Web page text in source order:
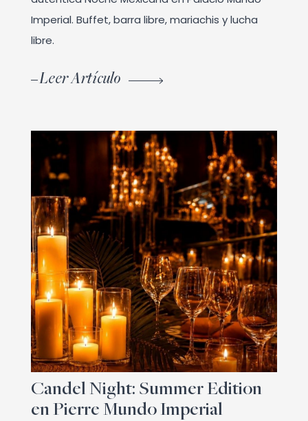
Imperial. Buffet, barra libre, mariachis y lucha
libre.
Leer Artículo
Candel Night: Summer Edition
en Pierre Mundo Imperial